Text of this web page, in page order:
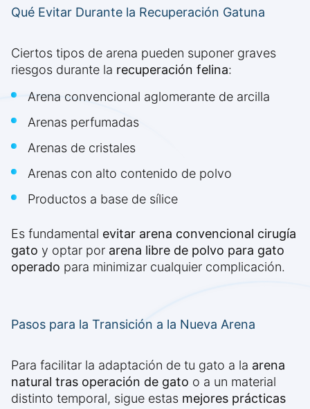
Qué Evitar Durante la Recuperación Gatuna
Ciertos tipos de arena pueden suponer graves
riesgos durante la recuperación felina:
Arena convencional aglomerante de arcilla
Arenas perfumadas
Arenas de cristales
Arenas con alto contenido de polvo
Productos a base de sílice
Es fundamental evitar arena convencional cirugía
gato y optar por arena libre de polvo para gato
operado para minimizar cualquier complicación.
Pasos para la Transición a la Nueva Arena
Para facilitar la adaptación de tu gato a la arena
natural tras operación de gato o a un material
distinto temporal, sigue estas mejores prácticas